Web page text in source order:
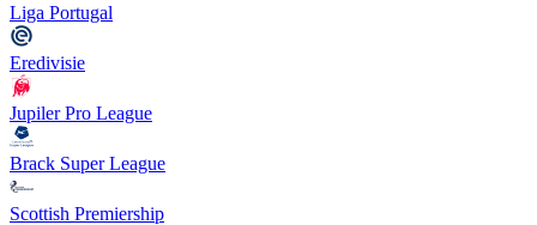
Liga Portugal
Eredivisie
Jupiler Pro League
Brack Super League
Scottish Premiership